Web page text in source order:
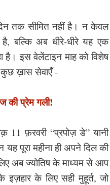
तक सीमित नहीं है। न केवल
बल्कि अब धीरे-धीरे यह एक
है। इस वेलेंटाइन माह को विशेष
ख़ास सेवाएँ -
की प्रेम गली!
11 फ़रवरी “प्रपोज़ डे” यानी
पूरा महीना ही अपने दिल की
अब ज्योतिष के माध्यम से आप
के लिए सही मुहूर्त, जो